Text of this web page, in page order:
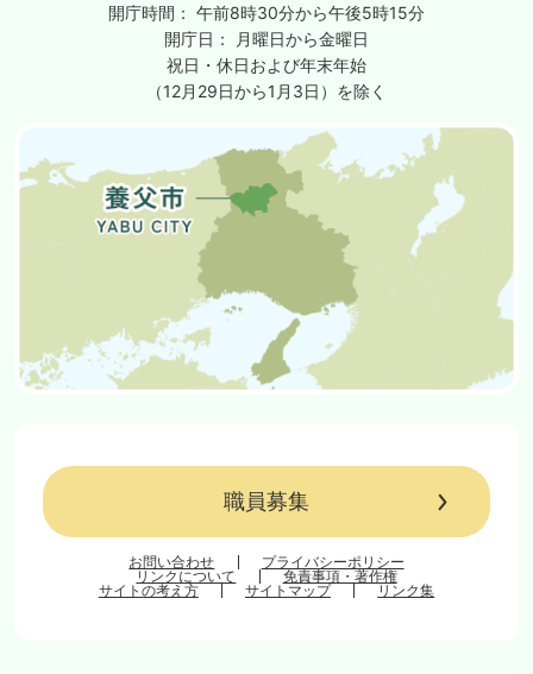
開庁時間： 午前8時30分から午後5時15分
開庁日：
月曜日から金曜日
祝日・休日および年末年始
（12月29日から1月3日）を除く
職員募集
お問い合わせ
プライバシーポリシー
リンクについて
免責事項・著作権
サイトの考え方
サイトマップ リンク集